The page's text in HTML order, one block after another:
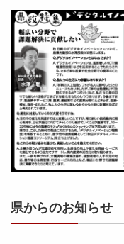
県からのお知らせ